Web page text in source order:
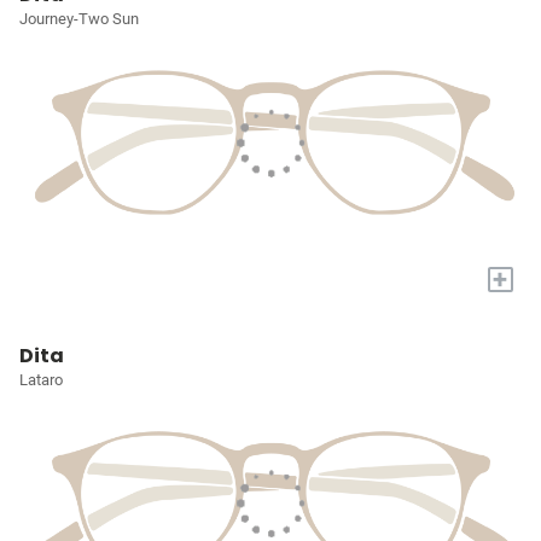
Journey-Two Sun
+
Dita
Lataro